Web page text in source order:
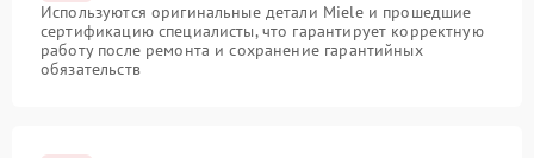
Используются оригинальные детали Miele и прошедшие
сертификацию специалисты, что гарантирует корректную
работу после ремонта и сохранение гарантийных
обязательств